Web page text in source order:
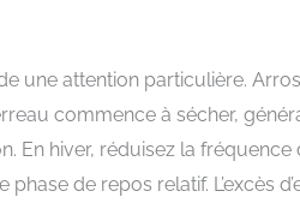
une attention particulière.
commence à sécher,
En hiver, réduisez la fréquence
de repos relatif. L’excès